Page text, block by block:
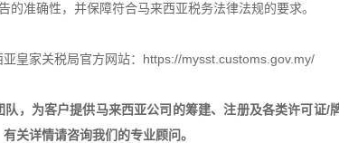
的准确性，并保障符合马来西亚税务法律法规的要求。
皇家关税局官方网站：https://mysst.customs.gov.my/
队，为客户提供马来西亚公司的筹建、注册及各类许可证/
关详情请咨询我们的专业顾问。